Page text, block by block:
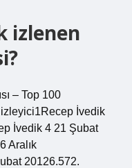
izlenen
– Top 100
izleyici1Recep İvedik
İvedik 4 21 Şubat
Aralık
20126.572.